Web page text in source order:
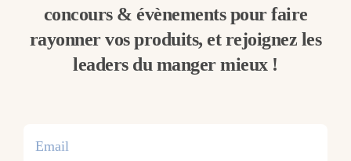
concours & évènements pour faire
rayonner vos produits, et rejoignez les
leaders du manger mieux !